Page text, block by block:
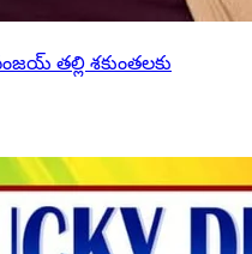
తల్లి శకుంతలకు